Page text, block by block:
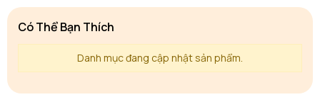
Có Thể Bạn Thích
Danh mục đang cập nhật sản phẩm.